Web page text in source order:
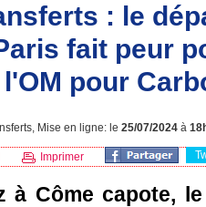
: le
fait peur
pour
Mise en ligne: le 25/07/2024 à
Imprimer
à Côme capote,